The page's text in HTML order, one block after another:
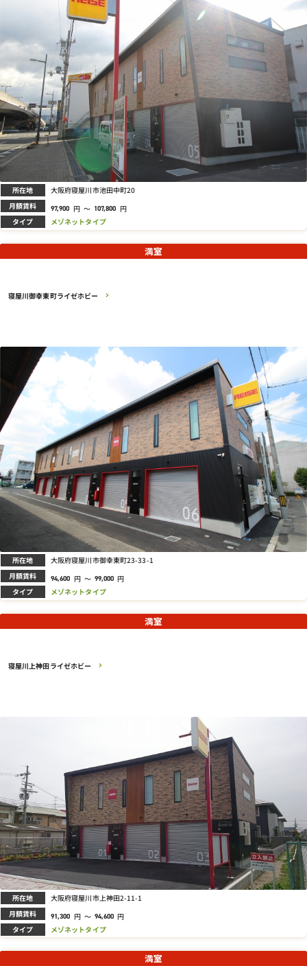
所在地 大阪府寝屋川市池田中町20
月額賃料 97,900 円 ～ 107,800 円
タイプ メゾネットタイプ
寝屋川御幸東町ライゼホビー
満室
所在地 大阪府寝屋川市御幸東町23-33-1
月額賃料 94,600 円 ～ 99,000 円
タイプ メゾネットタイプ
寝屋川上神田ライゼホビー
満室
所在地 大阪府寝屋川市上神田2-11-1
月額賃料 91,300 円 ～ 94,600 円
タイプ メゾネットタイプ
満室